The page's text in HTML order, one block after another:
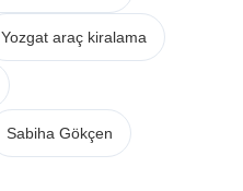
Yozgat araç kiralama
Sabiha Gökçen